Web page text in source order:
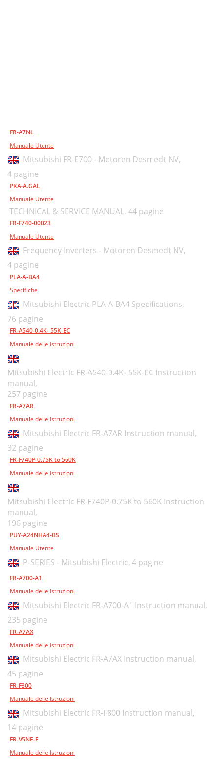
FR-A7NL
Manuale Utente
Mitsubishi FR-E700 - Motoren Desmedt NV,
4 pagine
PKA-A.GAL
Manuale Utente
TECHNICAL & SERVICE MANUAL, 44 pagine
FR-F740-00023
Manuale Utente
Frequency Inverters - Motoren Desmedt NV,
4 pagine
PLA-A-BA4
Specifiche
Mitsubishi Electric PLA-A-BA4 Specifications,
76 pagine
FR-A540-0.4K- 55K-EC
Manuale delle Istruzioni
Mitsubishi Electric FR-A540-0.4K- 55K-EC Instruction
manual,
257 pagine
FR-A7AR
Manuale delle Istruzioni
Mitsubishi Electric FR-A7AR Instruction manual,
32 pagine
FR-F740P-0.75K to 560K
Manuale delle Istruzioni
Mitsubishi Electric FR-F740P-0.75K to 560K Instruction
manual,
196 pagine
PUY-A24NHA4-BS
Manuale Utente
P-SERIES - Mitsubishi Electric, 4 pagine
FR-A700-A1
Manuale delle Istruzioni
Mitsubishi Electric FR-A700-A1 Instruction manual,
235 pagine
FR-A7AX
Manuale delle Istruzioni
Mitsubishi Electric FR-A7AX Instruction manual,
45 pagine
FR-F800
Manuale delle Istruzioni
Mitsubishi Electric FR-F800 Instruction manual,
14 pagine
FR-V5NE-E
Manuale delle Istruzioni